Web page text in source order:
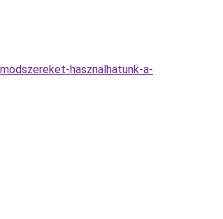
hasznalhatunk-a-